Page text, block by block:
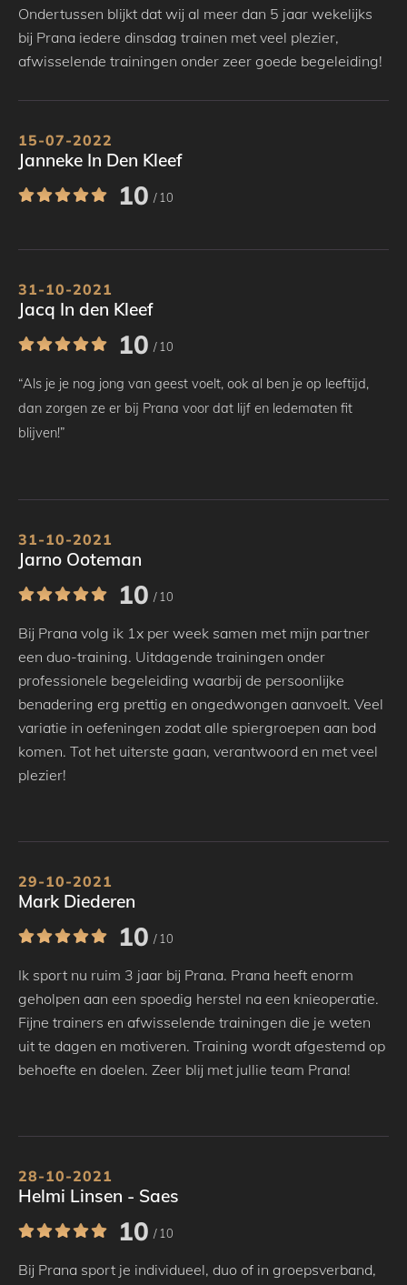
Ondertussen blijkt dat wij al meer dan 5 jaar wekelijks
bij Prana iedere dinsdag trainen met veel plezier,
afwisselende trainingen onder zeer goede begeleiding!
15-07-2022
Janneke In Den Kleef
10 / 10
31-10-2021
Jacq In den Kleef
10 / 10
“Als je je nog jong van geest voelt, ook al ben je op leeftijd,
dan zorgen ze er bij Prana voor dat lijf en ledematen fit
blijven!”
31-10-2021
Jarno Ooteman
10 / 10
Bij Prana volg ik 1x per week samen met mijn partner
een duo-training. Uitdagende trainingen onder
professionele begeleiding waarbij de persoonlijke
benadering erg prettig en ongedwongen aanvoelt. Veel
variatie in oefeningen zodat alle spiergroepen aan bod
komen. Tot het uiterste gaan, verantwoord en met veel
plezier!
29-10-2021
Mark Diederen
10 / 10
Ik sport nu ruim 3 jaar bij Prana. Prana heeft enorm
geholpen aan een spoedig herstel na een knieoperatie.
Fijne trainers en afwisselende trainingen die je weten
uit te dagen en motiveren. Training wordt afgestemd op
behoefte en doelen. Zeer blij met jullie team Prana!
28-10-2021
Helmi Linsen - Saes
10 / 10
Bij Prana sport je individueel, duo of in groepsverband,